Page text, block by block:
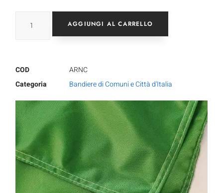
AGGIUNGI AL CARRELLO
COD
ARNC
Categoria
Bandiere di Comuni e Città d'Italia